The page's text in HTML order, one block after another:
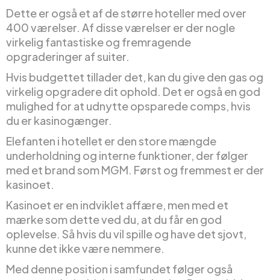
Dette er også et af de større hoteller med over
400 værelser. Af disse værelser er der nogle
virkelig fantastiske og fremragende
opgraderinger af suiter.
Hvis budgettet tillader det, kan du give den gas og
virkelig opgradere dit ophold. Det er også en god
mulighed for at udnytte opsparede comps, hvis
du er kasinogænger.
Elefanten i hotellet er den store mængde
underholdning og interne funktioner, der følger
med et brand som MGM. Først og fremmest er der
kasinoet.
Kasinoet er en indviklet affære, men med et
mærke som dette ved du, at du får en god
oplevelse. Så hvis du vil spille og have det sjovt,
kunne det ikke være nemmere.
Med denne position i samfundet følger også